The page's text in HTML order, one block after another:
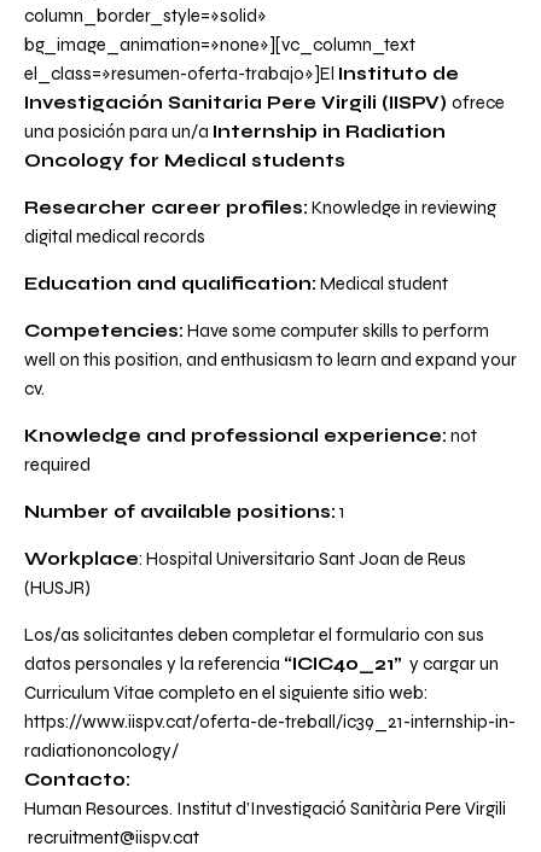
column_border_style=»solid»
bg_image_animation=»none»][vc_column_text
el_class=»resumen-oferta-trabajo»]El Instituto de
Investigación Sanitaria Pere Virgili (IISPV) ofrece
una posición para un/a Internship in Radiation
Oncology for Medical students
Researcher career profiles: Knowledge in reviewing
digital medical records
Education and qualification: Medical student
Competencies: Have some computer skills to perform
well on this position, and enthusiasm to learn and expand your
cv.
Knowledge and professional experience: not
required
Number of available positions: 1
Workplace: Hospital Universitario Sant Joan de Reus
(HUSJR)
Los/as solicitantes deben completar el formulario con sus
datos personales y la referencia “ICIC40_21” y cargar un
Curriculum Vitae completo en el siguiente sitio web:
https://www.iispv.cat/oferta-de-treball/ic39_21-internship-in-
radiationoncology/
Contacto:
Human Resources. Institut d’Investigació Sanitària Pere Virgili
recruitment@iispv.cat